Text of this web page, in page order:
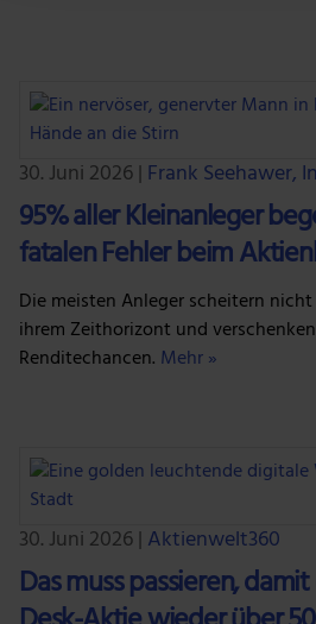
zu können und die Zugriffe auf
analysieren. Außerdem geben wir
deiner Verwendung unserer
Unsere Partner führen diese
möglicherweise mit weiteren
Nutzung der Dienste gesammelt
30. Juni 2026 | Frank Seehawer,
95% aller Kleinanleger
fatalen Fehler beim
Die meisten Anleger scheitern
ihrem Zeithorizont und
Renditechancen. Mehr »
30. Juni 2026 | Aktienwelt360
Das muss passieren,